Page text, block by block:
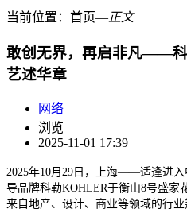
当前位置： 首页―正文
敢创无界，再启非凡——
艺述华章
网络
浏览
2025-11-01 17:39
2025年10月29日，上海——适逢进
导品牌科勒KOHLER于衡山8号盛家
来自地产、设计、商业等领域的行